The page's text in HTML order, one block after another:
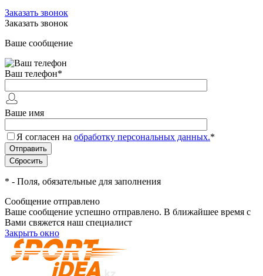
Заказать звонок
Заказать звонок
Ваше сообщение
Ваш телефон*
Ваше имя
Я согласен на обработку персональных данных.*
* - Поля, обязательные для заполнения
Сообщение отправлено
Ваше сообщение успешно отправлено. В ближайшее время с
Вами свяжется наш специалист
Закрыть окно